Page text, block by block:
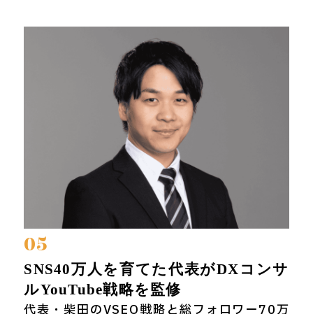
05
SNS40万人を育てた代表がDXコンサ
ルYouTube戦略を監修
代表・柴田のVSEO戦略と総フォロワー70万